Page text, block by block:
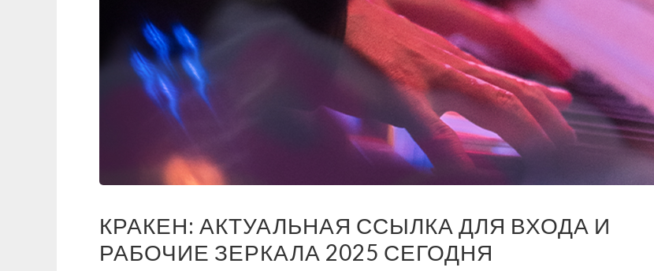
КРАКЕН: АКТУАЛЬНАЯ ССЫЛКА ДЛЯ ВХОДА И
РАБОЧИЕ ЗЕРКАЛА 2025 СЕГОДНЯ